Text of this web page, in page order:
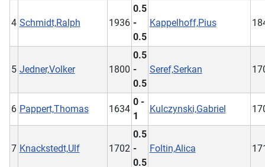
4 Schmidt,Ralph 1936
0.5
-
0.5
Kappelhoff,Pius
5 Jedner,Volker 1800
0.5
-
0.5
Seref,Serkan
6 Pappert,Thomas 1634
0 -
1
Kulczynski,Gabriel
7 Knackstedt,Ulf 1702
0.5
-
0.5
Foltin,Alica